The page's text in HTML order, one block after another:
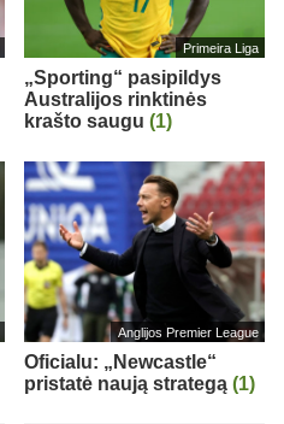
Primeira Liga
„Sporting“ pasipildys
Australijos rinktinės
krašto saugu (1)
Anglijos Premier League
Oficialu: „Newcastle“
pristatė naują strategą (1)